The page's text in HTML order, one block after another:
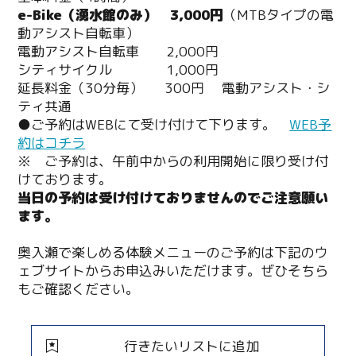
e-Bike（湧水館のみ） 3,000円 （MTBタイプの電
動アシスト自転車）
電動アシスト自転車 2,000円
シティサイクル 1,000円
延長料金（30分毎） 300円 電動アシスト・シ
ティ共通
●ご予約はWEBにて受け付けて下ります。WEB予
約はコチラ
※ ご予約は、午前中からの利用開始に限り受け付
けております。
当日の予約は受け付けておりませんのでご注意願い
ます。
奥入瀬で楽しめる体験メニューのご予約は下記のウ
ェブサイトからお申込みいただけます。ぜひそちら
もご確認ください。
行きたいリストに追加